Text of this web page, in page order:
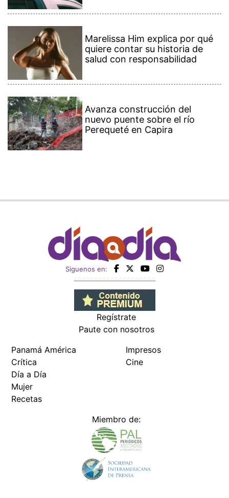
Marelissa Him explica por qué
quiere contar su historia de
salud con responsabilidad
Avanza construcción del
nuevo puente sobre el río
Perequeté en Capira
Siguenos en:
Regístrate
Paute con nosotros
Panamá América
Crítica
Día a Día
Mujer
Recetas
Impresos
Cine
Miembro de: